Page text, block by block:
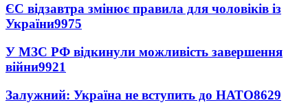
ЄС відзавтра змінює правила для чоловіків із
України9975
У МЗС РФ відкинули можливість завершення
війни9921
Залужний: Україна не вступить до НАТО8629